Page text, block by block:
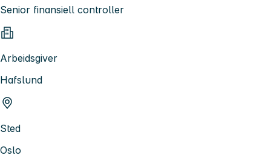
Senior finansiell controller
Arbeidsgiver
Hafslund
Sted
Oslo